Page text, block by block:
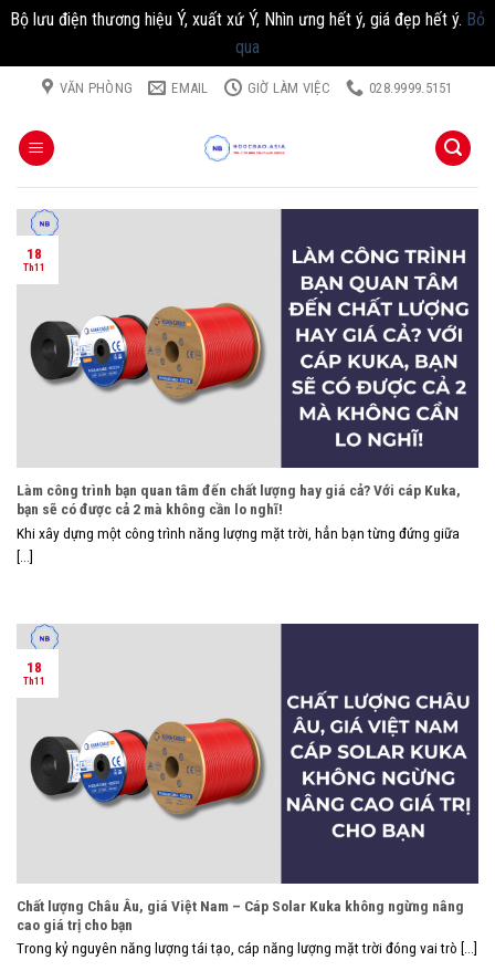
Bộ lưu điện thương hiệu Ý, xuất xứ Ý, Nhìn ưng hết ý, giá đẹp hết ý. Bỏ
qua
Chuyển
dung
VĂN PHÒNG EMAIL GIỜ LÀM VIỆC 028.9999.5151
Làm công trình bạn quan tâm đến chất lượng hay giá cả? Với cáp Kuka,
bạn sẽ có được cả 2 mà không cần lo nghĩ!
Khi xây dựng một công trình năng lượng mặt trời, hẳn bạn từng đứng giữa
[...]
18
Th11
Chất lượng Châu Âu, giá Việt Nam – Cáp Solar Kuka không ngừng nâng
cao giá trị cho bạn
Trong kỷ nguyên năng lượng tái tạo, cáp năng lượng mặt trời đóng vai trò [...]
18
Th11